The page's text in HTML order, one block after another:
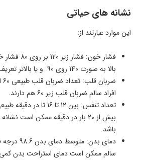
نشانه های حیاتی
این موارد عبارتند از:
فشار خون:
بالا به صورت 140 روی 90 و یا بالاتر تعریف می شود.
افراد سالم ضربان قلب زیر 60 هم دارند.
تعداد تنفس: بین 12 تا
بیش از 20 بار در دقیقه ممکن است
باشد.
دمای بدن:
سالم ممکن است دمای استراحت بدن کمی